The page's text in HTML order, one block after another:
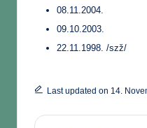
08.11.2004.
09.10.2003.
22.11.1998. /szž/
Last updated on 14.